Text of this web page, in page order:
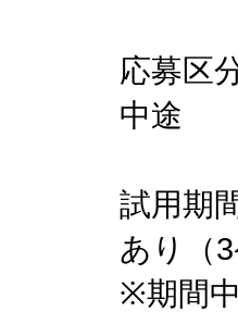
応募区
中途
試用期
あり（3
※期間